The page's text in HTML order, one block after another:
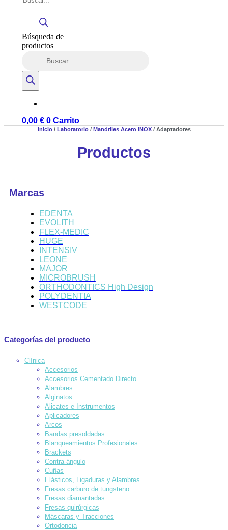
Búsqueda de
productos
0,00 € 0 Carrito
Inicio/ Laboratorio/ Mandriles Acero INOX/ Adaptadores
Productos
Marcas
EDENTA
EVOLITH
FLEX-MEDIC
HUGE
INTENSIV
LEONE
MAJOR
MICROBRUSH
ORTHODONTICS High Design
POLYDENTIA
WESTCODE
Categorías del producto
Clínica
Accesorios
Accesorios Cementado Directo
Alambres
Alginatos
Alicates e Instrumentos
Aplicadores
Arcos
Bandas presoldadas
Blanqueamientos Profesionales
Brackets
Contra-ángulo
Cuñas
Elásticos, Ligaduras y Alambres
Fresas carburo de tungsteno
Fresas diamantadas
Fresas quirúrgicas
Máscaras y Tracciones
Ortodoncia